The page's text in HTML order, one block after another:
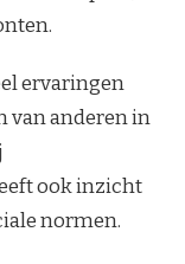
ervaringen
van anderen in
ook inzicht
normen.